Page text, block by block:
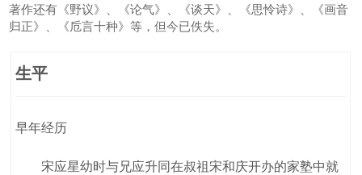
著作还有《野议》、《论气》、《谈天》、《思怜诗》、《画音
归正》、《卮言十种》等，但今已佚失。
生平
早年经历
宋应星幼时与兄应升同在叔祖宋和庆开办的家塾中就